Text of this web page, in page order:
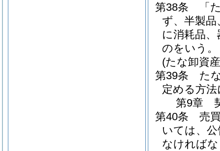
第38条
「
ず、半製
に消耗品
のをいう。
(たな卸資
第39条
た
定める方
第9章
第40条
売
いては、
なければ